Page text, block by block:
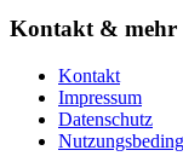
Kontakt & mehr
Kontakt
Impressum
Datenschutz